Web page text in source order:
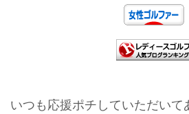
いつも応援ポチしていただいて